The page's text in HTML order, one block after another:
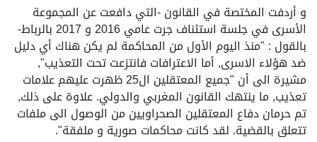
و أردفت المختصة في القانون -التي دافعت عن المجموعة
الأسرى في جلسة استئناف جرت عامي 2016 و 2017 بالرباط-
بالقول : "منذ اليوم الأول من المحاكمة لم يكن هناك أي دليل
ضد هؤلاء الاسرى, أما الاعترافات فانتزعت تحت التعذيب",
مشيرة الى أن "جميع المعتقلين ال25 ظهرت عليهم علامات
تعذيب, ما ينتهك القانون المغربي والدولي. علاوة على ذلك,
تم حرمان دفاع المعتقلين الصحراويين من الوصول الى ملفات
تتعلق بالقضية. لقد كانت محاكمات صورية و ملفقة".